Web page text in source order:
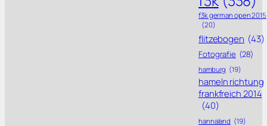
f3k german open 2015
(20)
flitzebogen (43)
Fotografie (28)
hamburg (19)
hameln richtung
frankfreich 2014
(40)
hannaland (19)